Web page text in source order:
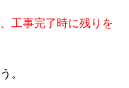
工事完了時に残りを
。